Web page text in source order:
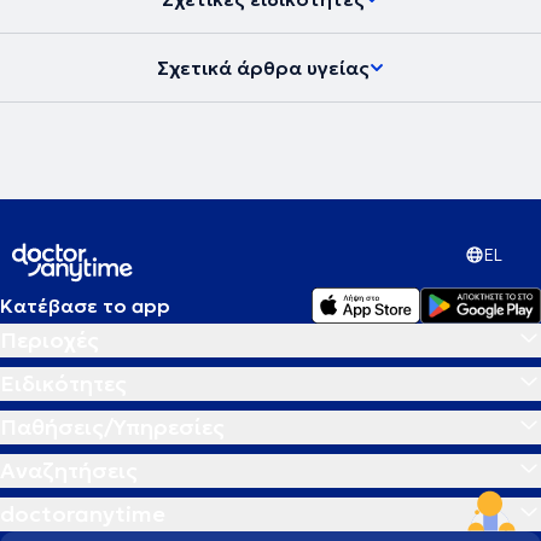
Σχετικά άρθρα υγείας
EL
Κατέβασε το app